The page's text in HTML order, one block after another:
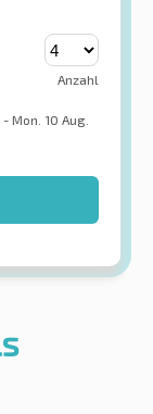
Anzahl
Mon. 10 Aug.